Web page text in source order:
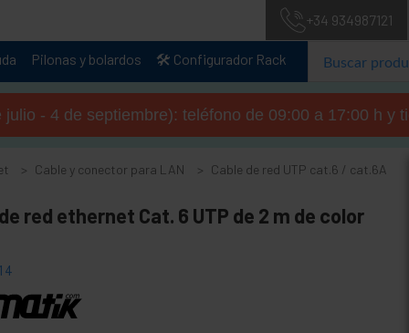
+34 934987121
Pilonas y bolardos 🛠️ Configurador Rack
- 4 de septiembre): teléfono de 09:00 a 17:00 h y
Cable y conector para LAN
Cable de red UTP cat.6 / cat.6A
red ethernet Cat. 6 UTP de 2 m de color